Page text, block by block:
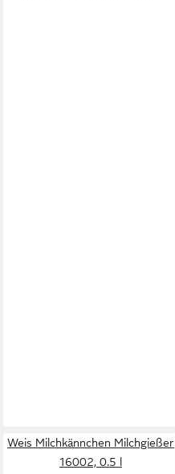
Weis Milchkännchen Milchgießer
16002, 0.5 l